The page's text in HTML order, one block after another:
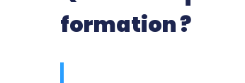
formation ?